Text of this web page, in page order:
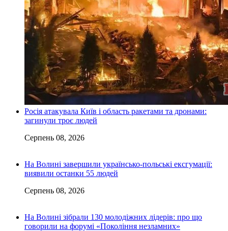
Росія атакувала Київ і область ракетами та дронами:
загинули троє людей
Серпень 08, 2026
На Волині завершили українсько-польські ексгумації:
виявили останки 55 людей
Серпень 08, 2026
На Волині зібрали 130 молодіжних лідерів: про що
говорили на форумі «Покоління незламних»